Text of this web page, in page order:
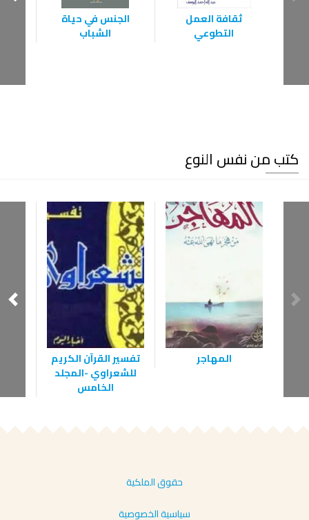
ثقافة العمل
التطوعي
الجنس في حياة
الشباب
كتب من نفس النوع
المهاجر
تفسير القرآن الكريم
للشعراوي -المجلد
الخامس
حقوق الملكية
سياسية الخصوصية